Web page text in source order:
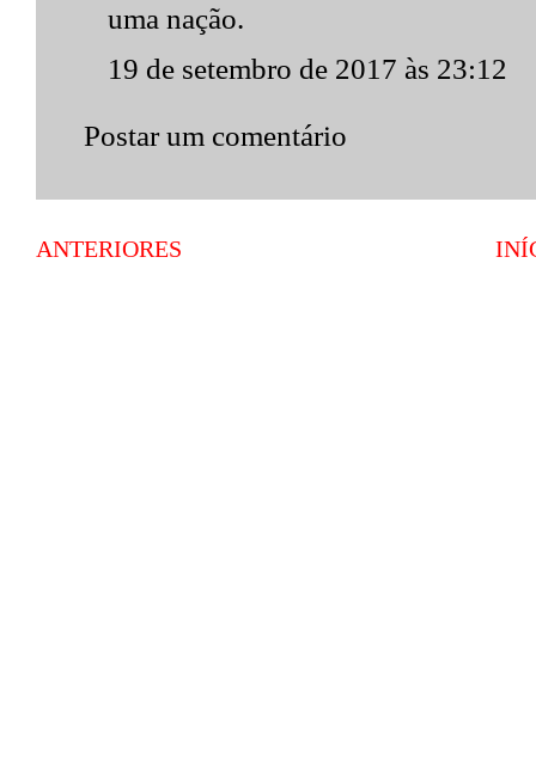
uma nação.
19 de setembro de 2017 às 23:12
Postar um comentário
ANTERIORES